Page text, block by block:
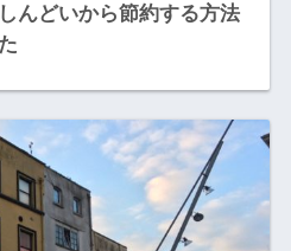
んどいから節約する方法